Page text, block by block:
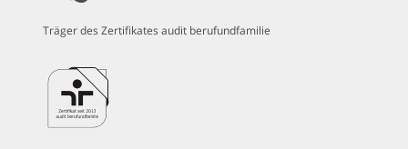
Träger des Zertifikates audit berufundfamilie